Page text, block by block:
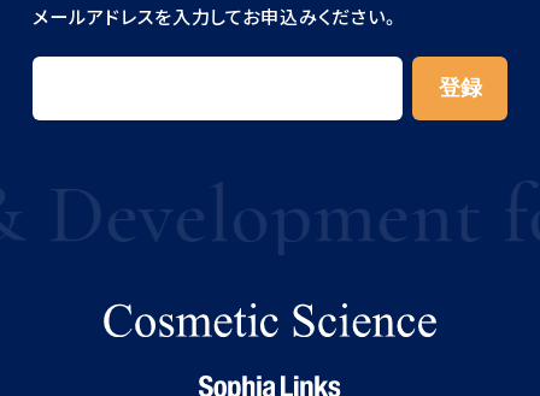
メールアドレスを入力してお申込みください。